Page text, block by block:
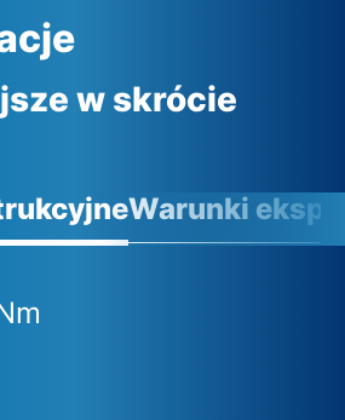
w skrócie
Warunki